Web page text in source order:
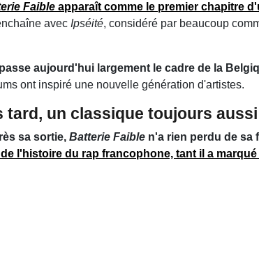
Faible apparaît comme le premier chapitre
avec Ipséité, considéré par beaucoup
aujourd'hui largement le cadre de la
ont inspiré une nouvelle génération d'artistes.
tard, un classique toujours aussi
sa sortie, Batterie Faible n'a rien perdu de sa
l'histoire du rap francophone, tant il a